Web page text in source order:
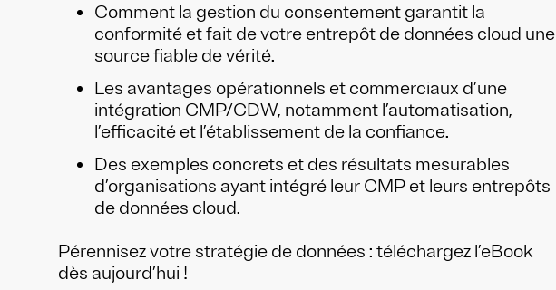
Comment la gestion du consentement garantit la
conformité et fait de votre entrepôt de données cloud une
source fiable de vérité.
Les avantages opérationnels et commerciaux d’une
intégration CMP/CDW, notamment l’automatisation,
l’efficacité et l’établissement de la confiance.
Des exemples concrets et des résultats mesurables
d’organisations ayant intégré leur CMP et leurs entrepôts
de données cloud.
Pérennisez votre stratégie de données : téléchargez l’eBook
dès aujourd’hui !